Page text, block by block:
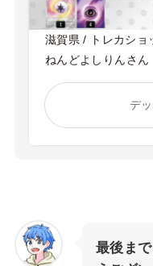
滋賀県 / トレカショ
ねんどよしりんさん
デ
最後ま